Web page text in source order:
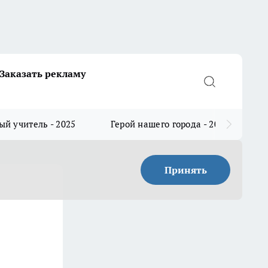
Заказать рекламу
учитель - 2025 Герой нашего города - 2025
Принять